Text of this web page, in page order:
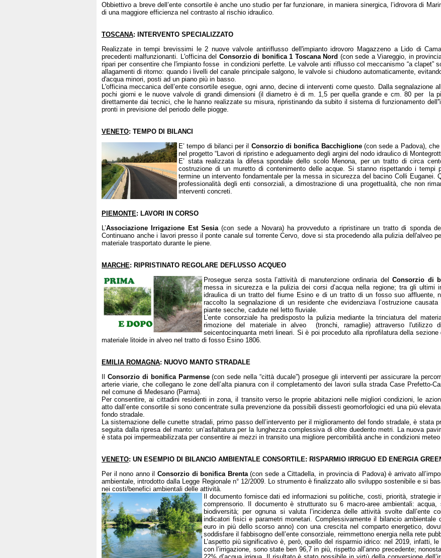
Obbiettivo a breve dell’ente consortile è anche uno studio per far funzionare, in maniera sinergica, l’idrovora di
di una maggiore efficienza nel contrasto al rischio idraulico.
TOSCANA: INTERVENTO SPECIALIZZATO
Realizzate in tempi brevissimi le 2 nuove valvole antiriflusso dell'impianto idrovoro Magazzeno a Lido di
precedenti malfunzionanti. L'officina del Consorzio di bonifica 1 Toscana Nord (con sede a Viareggio, in
ripari per consentire che l'impianto fosse in condizioni perfette. Le valvole anti riflusso col meccanismo “a clapet”
allagamenti di ritorno: quando i livelli del canale principale salgono, le valvole si chiudono automaticamente,
d'acqua minori, posti ad un piano più in basso.
L'officina meccanica dell’ente consortile esegue, ogni anno, decine di interventi come questo. Dalla segnalazione
pochi giorni e le nuove valvole di grandi dimensioni (il diametro è di m. 1,5 per quella grande e cm. 80 per la
direttamente dai tecnici, che le hanno realizzate su misura, ripristinando da subito il sistema di funzionamento
pronti in previsione del periodo delle piogge.
VENETO: TEMPO DI BILANCI
E’ tempo di bilanci per il Consorzio di bonifica Bacchiglione(con sede a Padova),
nel progetto “Lavori di ripristino e adeguamento degli argini del nodo idraulico di
E’ stata realizzata la difesa spondale dello scolo Menona, per un tratto di circa
costruzione di un muretto di contenimento delle acque. Si stanno rispettando i tempi
termine un intervento fondamentale per la messa in sicurezza del bacino Colli Euganei.
professionalità degli enti consorziali, a dimostrazione di una progettualità, che non
interventi concreti.
PIEMONTE: LAVORI IN CORSO
L’Associazione Irrigazione Est Sesia(con sede a Novara) ha provveduto a ripristinare un tratto di sponda
Continuano anche i lavori presso il ponte canale sul torrente Cervo, dove si sta procedendo alla pulizia dell'alveo
materiale trasportato durante le piene.
MARCHE: RIPRISTINATO REGOLARE DEFLUSSO ACQUEO
Prosegue senza sosta l’attività di manutenzione ordinaria delConsorzio di
messa in sicurezza e la pulizia dei corsi d’acqua nella regione; tra gli ultimi
idraulica di un tratto del fiume Esino e di un tratto di un fosso suo affluente,
raccolto la segnalazione di un residente che evidenziava l’ostruzione
piante secche, cadute nel letto fluviale.
L’ente consorziale ha predisposto la pulizia mediante la trinciatura del
rimozione del materiale in alveo (tronchi, ramaglie) attraverso l'utilizzo
seicentocinquanta metri lineari. Si è poi proceduto alla riprofilatura della
materiale litoide in alveo nel tratto di fosso Esino 1806.
EMILIA ROMAGNA: NUOVO MANTO STRADALE
Consorzio di bonifica Parmense(con sede nella “città ducale”) prosegue gli interventi per assicurare la
arterie viarie, che collegano le zone dell’alta pianura con il completamento dei lavori sulla strada Case Prefetto-
nel comune di Medesano (Parma).
Per consentire, ai cittadini residenti in zona, il transito verso le proprie abitazioni nelle migliori condizioni, le
atto dall’ente consortile si sono concentrate sulla prevenzione da possibili dissesti geomorfologici ed una più elevata
fondo stradale.
La sistemazione delle cunette stradali, primo passo dell’intervento per il miglioramento del fondo stradale, è stata
seguita dalla ripresa del manto: un’asfaltatura per la lunghezza complessiva di oltre duedento metri. La nuova
è stata poi impermeabilizzata per consentire ai mezzi in transito una migliore percorribilità anche in condizioni
VENETO: UN ESEMPIO DI BILANCIO AMBIENTALE CONSORTILE: RISPARMIO IRRIGUO ED ENERGIA
Per il nono anno ilConsorzio di bonifica Brenta(con sede a Cittadella, in provincia di Padova) è arrivato
ambientale, introdotto dalla Legge Regionale n° 12/2009. Lo strumento è finalizzato allo sviluppo sostenibile e si
nei costi/benefici ambientali delle attività.
Il documento fornisce dati ed informazioni su politiche, costi, priorità, strategie
comprensorio. Il documento è strutturato su 6 macro-aree ambientali:
biodiversità; per ognuna si valuta l’incidenza delle attività svolte dall’ente
indicatori fisici e parametri monetari. Complessivamente il bilancio ambientale
euro in più dello scorso anno) con una crescita nel comparto energetico,
soddisfare il fabbisogno dell’ente consorziale, reimmettono energia nella rete
L’aspetto più significativo è, però, quello del risparmio idrico: nel 2019, infatti,
con l’irrigazione, sono state ben 96,7 in più, rispetto all’anno precedente;